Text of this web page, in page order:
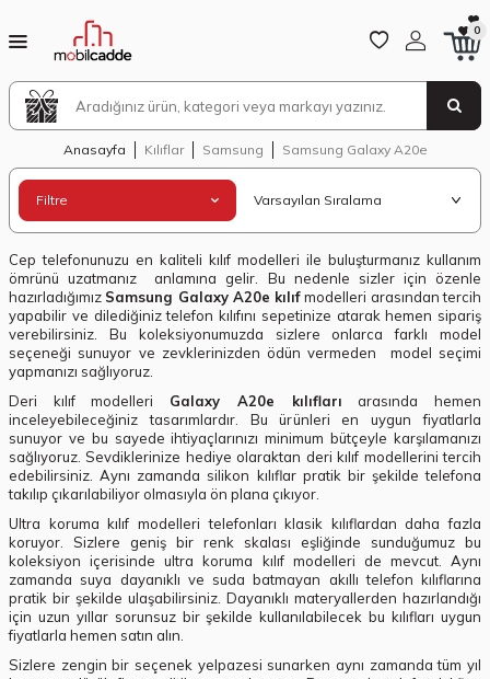
0
Anasayfa Kılıflar Samsung Samsung Galaxy A20e
Filtre
Cep telefonunuzu en kaliteli kılıf modelleri ile buluşturmanız kullanım
ömrünü uzatmanız anlamına gelir. Bu nedenle sizler için özenle
hazırladığımız Samsung Galaxy A20e kılıfmodelleri arasından tercih
yapabilir ve dilediğiniz telefon kılıfını sepetinize atarak hemen sipariş
verebilirsiniz. Bu koleksiyonumuzda sizlere onlarca farklı model
seçeneği sunuyor ve zevklerinizden ödün vermeden model seçimi
yapmanızı sağlıyoruz.
Deri kılıf modelleri Galaxy A20e kılıfları arasında hemen
inceleyebileceğiniz tasarımlardır. Bu ürünleri en uygun fiyatlarla
sunuyor ve bu sayede ihtiyaçlarınızı minimum bütçeyle karşılamanızı
sağlıyoruz. Sevdiklerinize hediye olaraktan deri kılıf modellerini tercih
edebilirsiniz. Aynı zamanda silikon kılıflar pratik bir şekilde telefona
takılıp çıkarılabiliyor olmasıyla ön plana çıkıyor.
Ultra koruma kılıf modelleri telefonları klasik kılıflardan daha fazla
koruyor. Sizlere geniş bir renk skalası eşliğinde sunduğumuz bu
koleksiyon içerisinde ultra koruma kılıf modelleri de mevcut. Aynı
zamanda suya dayanıklı ve suda batmayan akıllı telefon kılıflarına
pratik bir şekilde ulaşabilirsiniz. Dayanıklı materyallerden hazırlandığı
için uzun yıllar sorunsuz bir şekilde kullanılabilecek bu kılıfları uygun
fiyatlarla hemen satın alın.
Sizlere zengin bir seçenek yelpazesi sunarken aynı zamanda tüm yıl